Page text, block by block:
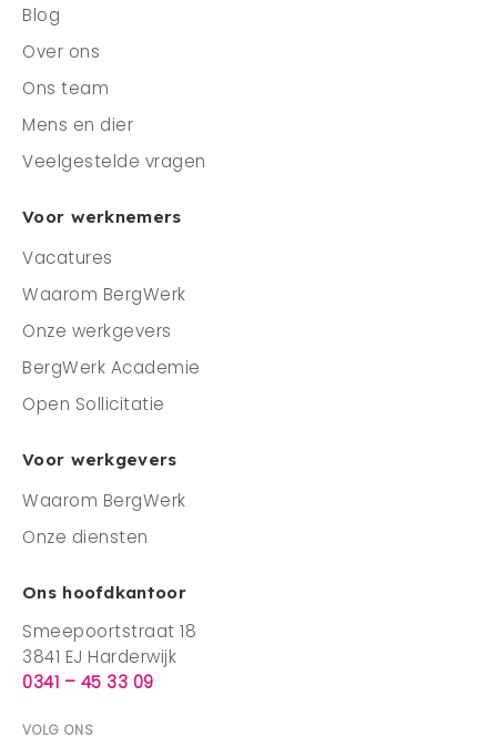
Blog
Over ons
Ons team
Mens en dier
Veelgestelde vragen
Voor werknemers
Vacatures
Waarom BergWerk
Onze werkgevers
BergWerk Academie
Open Sollicitatie
Voor werkgevers
Waarom BergWerk
Onze diensten
Ons hoofdkantoor
Smeepoortstraat 18
3841 EJ Harderwijk
0341 – 45 33 09
VOLG ONS